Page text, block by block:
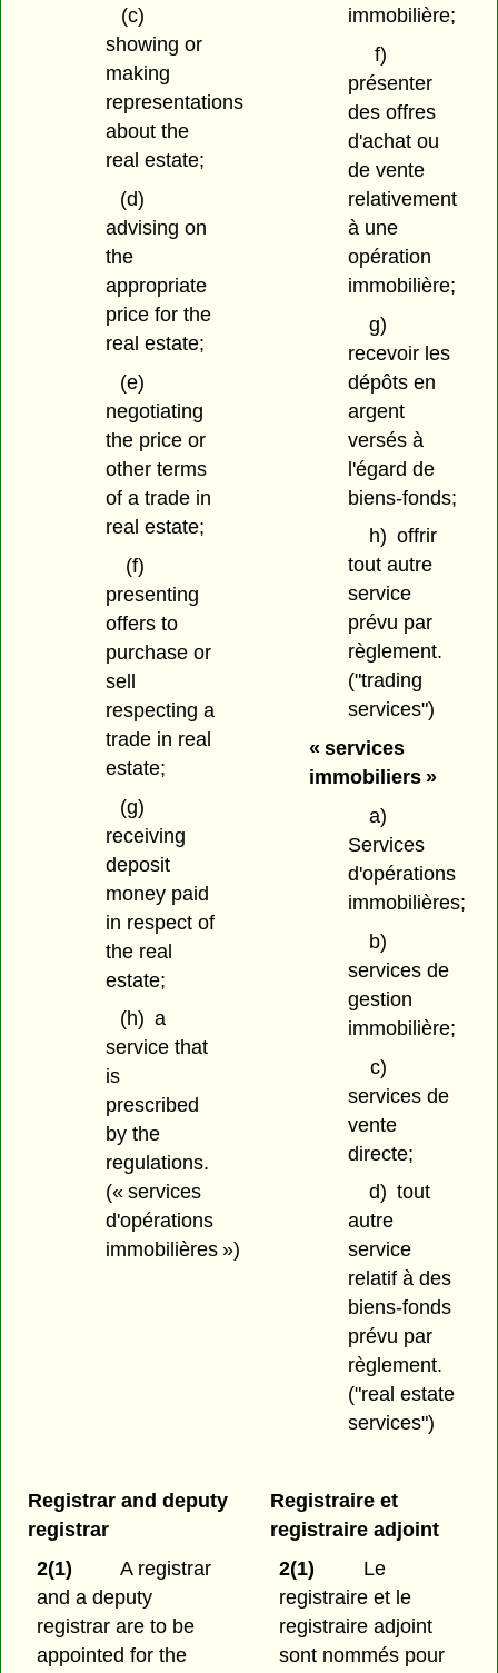
(c)
showing or
making
representations
about the
real estate;
(d)
advising on
the
appropriate
price for the
real estate;
(e)
negotiating
the price or
other terms
of a trade in
real estate;
(f)
presenting
offers to
purchase or
sell
respecting a
trade in real
estate;
(g)
receiving
deposit
money paid
in respect of
the real
estate;
(h) a
service that
is
prescribed
by the
regulations.
(« services
d'opérations
immobilières »)
immobilière;
f)
présenter
des offres
d'achat ou
de vente
relativement
à une
opération
immobilière;
g)
recevoir les
dépôts en
argent
versés à
l'égard de
biens-fonds;
h) offrir
tout autre
service
prévu par
règlement.
("trading
services")
« services
immobiliers »
a)
Services
d'opérations
immobilières;
b)
services de
gestion
immobilière;
c)
services de
vente
directe;
d) tout
autre
service
relatif à des
biens-fonds
prévu par
règlement.
("real estate
services")
Registrar and deputy
registrar
2(1)
A registrar
and a deputy
registrar are to be
appointed for the
Registraire et
registraire adjoint
2(1)
Le
registraire et le
registraire adjoint
sont nommés pour